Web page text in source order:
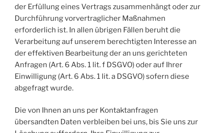
der Erfüllung eines Vertrags zusammenhängt oder zur
Durchführung vorvertraglicher Maßnahmen
erforderlich ist. In allen übrigen Fällen beruht die
Verarbeitung auf unserem berechtigten Interesse an
der effektiven Bearbeitung der an uns gerichteten
Anfragen (Art. 6 Abs. 1 lit. f DSGVO) oder auf Ihrer
Einwilligung (Art. 6 Abs. 1 lit. a DSGVO) sofern diese
abgefragt wurde.
Die von Ihnen an uns per Kontaktanfragen
übersandten Daten verbleiben bei uns, bis Sie uns zur